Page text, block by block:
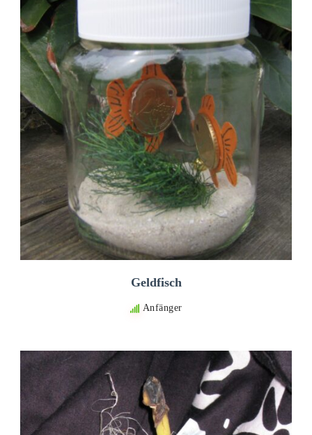
Geldfisch
Anfänger